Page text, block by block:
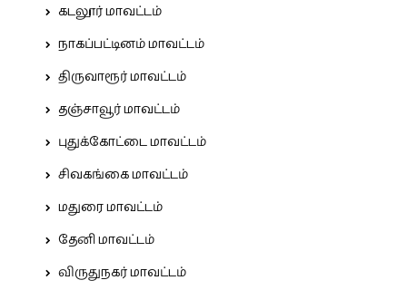
கடலூர் மாவட்டம்
நாகப்பட்டினம் மாவட்டம்
திருவாரூர் மாவட்டம்
தஞ்சாவூர் மாவட்டம்
புதுக்கோட்டை மாவட்டம்
சிவகங்கை மாவட்டம்
மதுரை மாவட்டம்
தேனி மாவட்டம்
விருதுநகர் மாவட்டம்